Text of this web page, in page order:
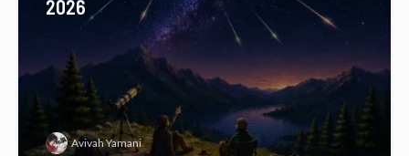
2026
Avivah Yamani